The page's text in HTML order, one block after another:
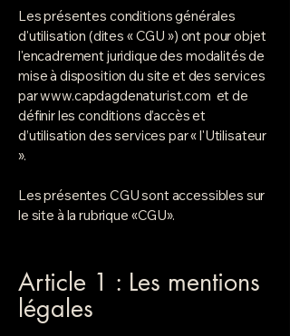
Les présentes conditions générales
d'utilisation (dites « CGU ») ont pour objet
l'encadrement juridique des modalités de
mise à disposition du site et des services
parwww.capdagdenaturist.com et de
définir les conditions d’accès et
d’utilisation des services par « l'Utilisateur
».
Les présentes CGU sont accessibles sur
le site à la rubrique «CGU».
Article 1 : Les mentions
légales